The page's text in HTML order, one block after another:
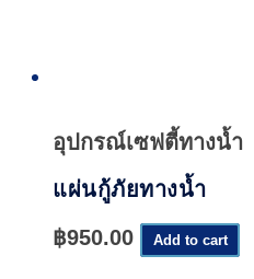
อุปกรณ์เซฟตี้ทางน้ำ
แผ่นกู้ภัยทางน้ำ
฿950.00 Add to cart